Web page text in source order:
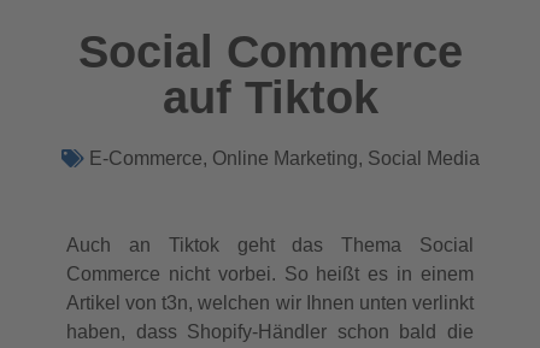
Social Commerce
auf Tiktok
E-Commerce, Online Marketing, Social Media
Auch an Tiktok geht das Thema Social
Commerce nicht vorbei. So heißt es in einem
Artikel von t3n, welchen wir Ihnen unten verlinkt
haben, dass Shopify-Händler schon bald die